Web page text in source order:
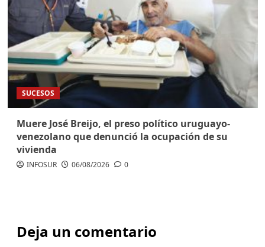
SUCESOS
Muere José Breijo, el preso político uruguayo-
venezolano que denunció la ocupación de su
vivienda
INFOSUR 06/08/2026 0
Deja un comentario